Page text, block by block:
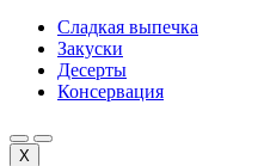
Сладкая выпечка
Закуски
Десерты
Консервация
X